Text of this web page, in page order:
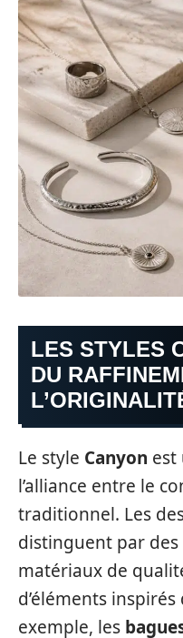
LES STYLES
DU
Le style Canyon est
l’alliance entre le
traditionnel. Les
distinguent par
matériaux de
d’éléments
exemple, les